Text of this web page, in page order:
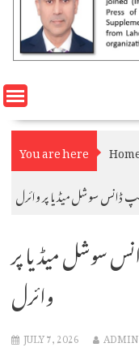
You are here
ڈانس سوشل میڈیا پر وائرل
سوشل میڈیا پر
وائرل
JULY 7, 2026 ADMIN